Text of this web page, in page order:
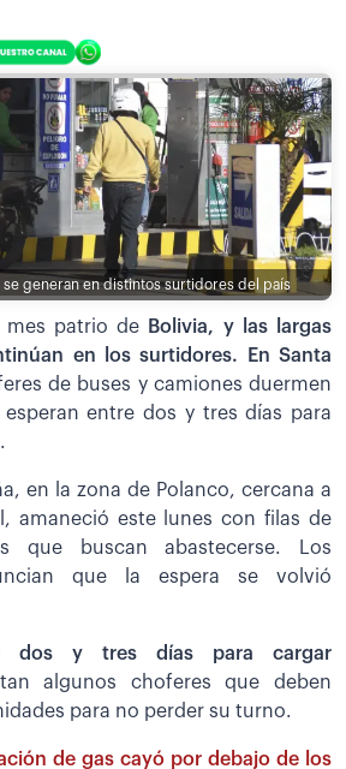
se generan en distintos surtidores del país
mes patrio de
Bolivia, y las largas
en los surtidores. En Santa
de buses y camiones duermen
entre dos y tres días para
en la zona de Polanco, cercana a
amaneció este lunes con filas de
que buscan abastecerse. Los
que la espera se volvió
dos y tres días para cargar
algunos choferes que deben
para no perder su turno.
de gas cayó por debajo de los